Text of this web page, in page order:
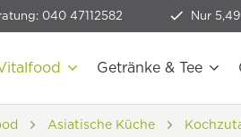
040 47112582 Nur
Getränke & Tee
Asiatische Küche